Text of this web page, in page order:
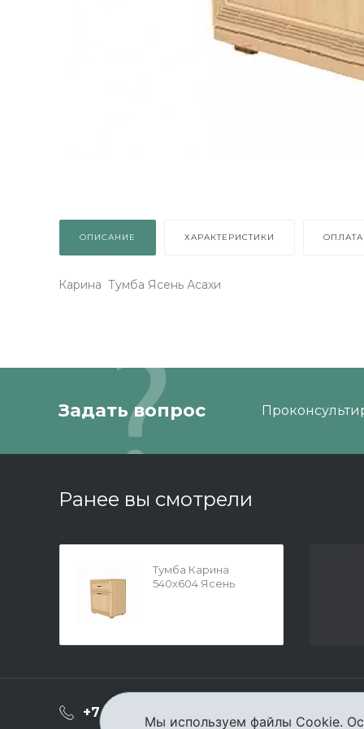
ОПИСАНИЕ ХАРАКТЕРИСТИКИ ОПЛАТА
Карина Тумба Ясень Асахи
Задать вопрос
Ранее вы смотрели
Тумба Карина
540x604 Ясень
+7 (3952) 503-504
Мы используем файлы Cookie.